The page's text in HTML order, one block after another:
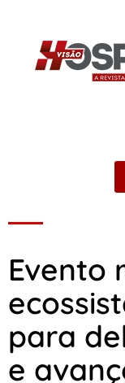
Evento
para
e